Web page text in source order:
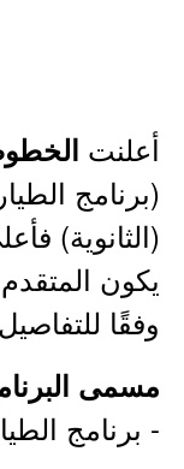
أعلنت
(برنامج
(الثانوية)
يكون
وفقًا
مسمى
- برنامج